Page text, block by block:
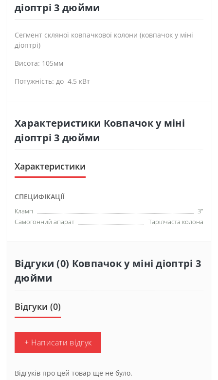
діоптрі 3 дюйми
Сегмент скляної ковпачкової колони (ковпачок у міні
діоптрі)
Висота: 105мм
Потужність: до 4,5 кВт
Характеристики Ковпачок у міні
діоптрі 3 дюйми
Характеристики
СПЕЦИФІКАЦІЇ
Кламп
3"
Самогонний апарат
Тарілчаста колона
Відгуки (0) Ковпачок у міні діоптрі 3
дюйми
Відгуки (0)
+ Написати відгук
Відгуків про цей товар ще не було.